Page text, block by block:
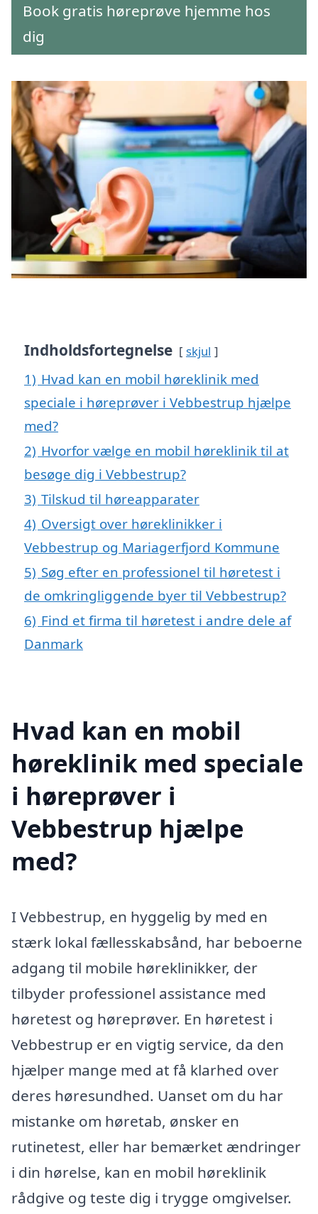
Book gratis høreprøve hjemme hos
dig
Indholdsfortegnelse skjul
1) Hvad kan en mobil høreklinik med
speciale i høreprøver i Vebbestrup hjælpe
med?
2) Hvorfor vælge en mobil høreklinik til at
besøge dig i Vebbestrup?
3) Tilskud til høreapparater
4) Oversigt over høreklinikker i
Vebbestrup og Mariagerfjord Kommune
5) Søg efter en professionel til høretest i
de omkringliggende byer til Vebbestrup?
6) Find et firma til høretest i andre dele af
Danmark
Hvad kan en mobil
høreklinik med speciale
i høreprøver i
Vebbestrup hjælpe
med?
I Vebbestrup, en hyggelig by med en
stærk lokal fællesskabsånd, har beboerne
adgang til mobile høreklinikker, der
tilbyder professionel assistance med
høretest og høreprøver. En høretest i
Vebbestrup er en vigtig service, da den
hjælper mange med at få klarhed over
deres høresundhed. Uanset om du har
mistanke om høretab, ønsker en
rutinetest, eller har bemærket ændringer
i din hørelse, kan en mobil høreklinik
rådgive og teste dig i trygge omgivelser.